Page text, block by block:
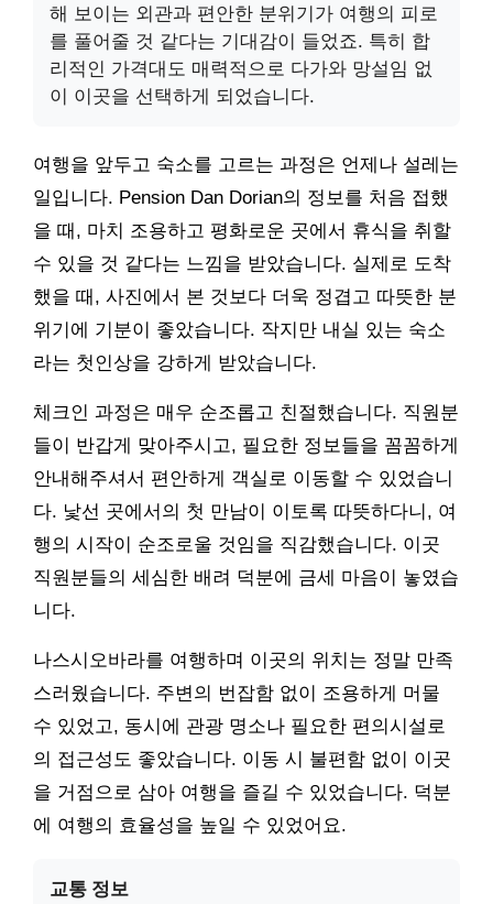
해 보이는 외관과 편안한 분위기가 여행의 피로
를 풀어줄 것 같다는 기대감이 들었죠. 특히 합
리적인 가격대도 매력적으로 다가와 망설임 없
이 이곳을 선택하게 되었습니다.
여행을 앞두고 숙소를 고르는 과정은 언제나 설레는
일입니다. Pension Dan Dorian의 정보를 처음 접했
을 때, 마치 조용하고 평화로운 곳에서 휴식을 취할
수 있을 것 같다는 느낌을 받았습니다. 실제로 도착
했을 때, 사진에서 본 것보다 더욱 정겹고 따뜻한 분
위기에 기분이 좋았습니다. 작지만 내실 있는 숙소
라는 첫인상을 강하게 받았습니다.
체크인 과정은 매우 순조롭고 친절했습니다. 직원분
들이 반갑게 맞아주시고, 필요한 정보들을 꼼꼼하게
안내해주셔서 편안하게 객실로 이동할 수 있었습니
다. 낯선 곳에서의 첫 만남이 이토록 따뜻하다니, 여
행의 시작이 순조로울 것임을 직감했습니다. 이곳
직원분들의 세심한 배려 덕분에 금세 마음이 놓였습
니다.
나스시오바라를 여행하며 이곳의 위치는 정말 만족
스러웠습니다. 주변의 번잡함 없이 조용하게 머물
수 있었고, 동시에 관광 명소나 필요한 편의시설로
의 접근성도 좋았습니다. 이동 시 불편함 없이 이곳
을 거점으로 삼아 여행을 즐길 수 있었습니다. 덕분
에 여행의 효율성을 높일 수 있었어요.
교통 정보